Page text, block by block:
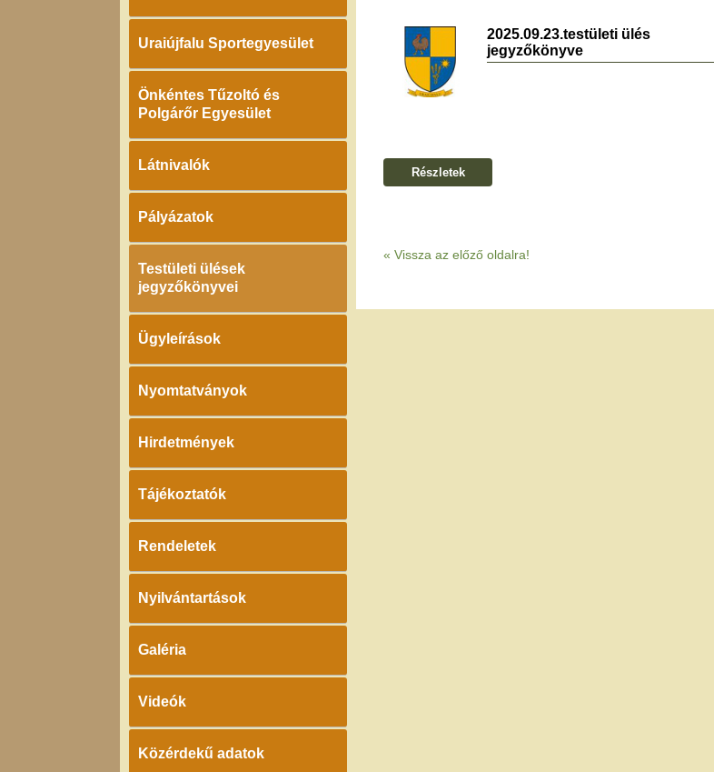
Uraiújfalu Sportegyesület
Önkéntes Tűzoltó és
Polgárőr Egyesület
Látnivalók
Pályázatok
Testületi ülések
jegyzőkönyvei
Ügyleírások
Nyomtatványok
Hirdetmények
Tájékoztatók
Rendeletek
Nyilvántartások
Galéria
Videók
Közérdekű adatok
2025.09.23.testületi ülés
jegyzőkönyve
Részletek
« Vissza az előző oldalra!